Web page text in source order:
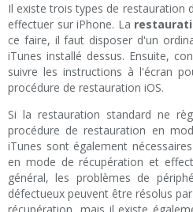
Il existe trois types de restauration
effectuer sur iPhone. La
ce faire, il faut disposer d'un
iTunes installé dessus. Ensuite,
suivre les instructions à l'écran
procédure de restauration iOS.
Si la restauration standard ne
procédure de restauration en
iTunes sont également
en mode de récupération et
général, les problèmes de
défectueux peuvent être résolus